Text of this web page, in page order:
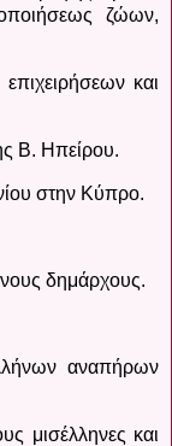
ζώων,
και
Β. Ηπείρου.
στην Κύπρο.
δημάρχους.
αναπήρων
μισέλληνες και